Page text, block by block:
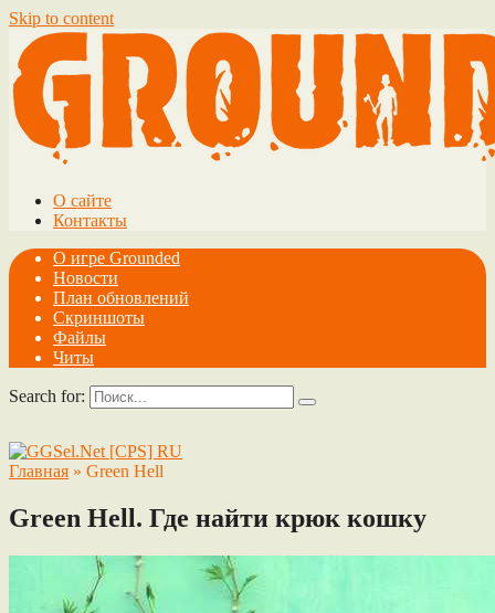
Skip to content
О сайте
Контакты
О игре Grounded
Новости
План обновлений
Скриншоты
Файлы
Читы
Search for:
Главная » Green Hell
Green Hell. Где найти крюк кошку